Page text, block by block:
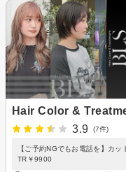
Hair Color &
3.9
(7件)
【ご予約NGでもお電話を】カ
TR￥9900